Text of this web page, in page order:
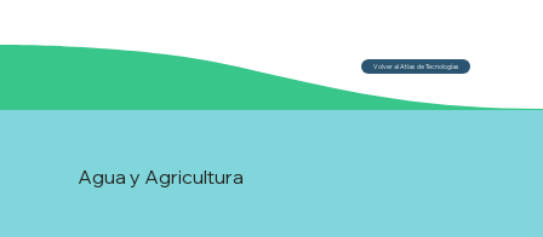
Volver al Atlas de Tecnologías
Agua y Agricultura